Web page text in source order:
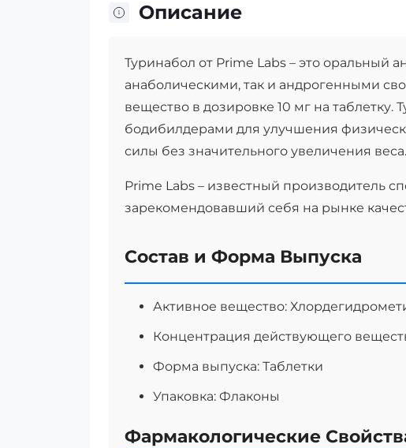
Описание
Туринабол от Prime Labs – это оральный
анаболическими, так и андрогенными
вещество в дозировке 10 мг на
бодибилдерами для улучшения
силы без значительного увеличения веса.
Prime Labs – известный производитель
зарекомендовавший себя на рынке
Состав и Форма Выпуска
Активное вещество:
Концентрация действующего
Форма выпуска: Таблетки
Упаковка: Флаконы
Фармакологические